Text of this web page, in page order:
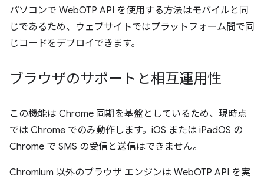
パソコンで WebOTP API を使用する方法はモバイルと同
じであるため、ウェブサイトではプラットフォーム間で同
じコードをデプロイできます。
ブラウザのサポートと相互運用性
この機能は Chrome 同期を基盤としているため、現時点
では Chrome でのみ動作します。iOS または iPadOS の
Chrome で SMS の受信と送信はできません。
Chromium 以外のブラウザ エンジンは WebOTP API を実